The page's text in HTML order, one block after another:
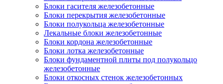
Блоки гасителя железобетонные
Блоки перекрытия железобетонные
Блоки полукольца железобетонные
Лекальные блоки железобетонные
Блоки кордона железобетонные
Блоки лотка железобетонные
Блоки фундаментной плиты под полукольцо
железобетонные
Блоки откосных стенок железобетонных